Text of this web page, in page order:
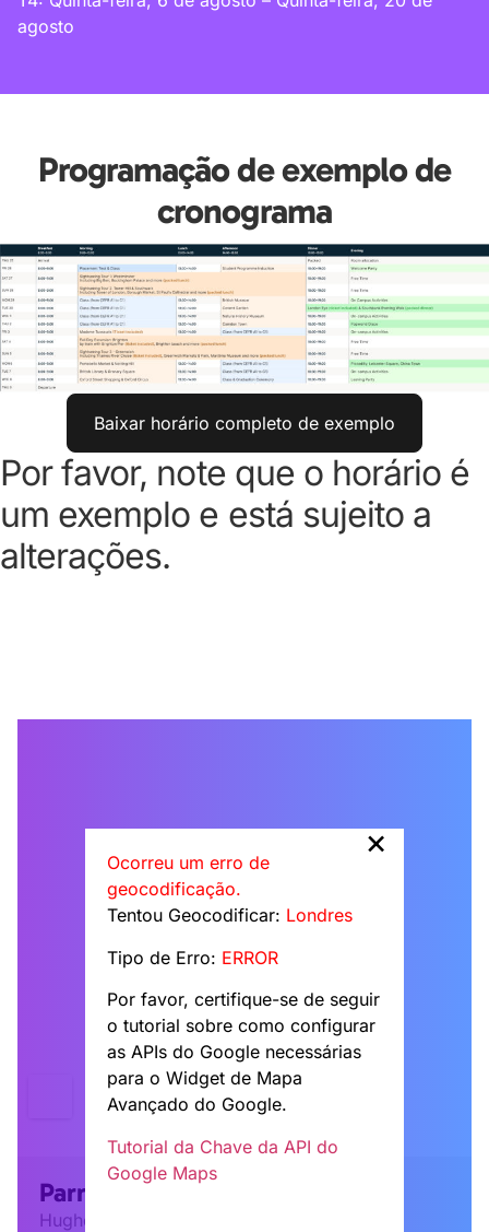
agosto
Programação de exemplo de
cronograma
Baixar horário completo de exemplo
Por favor, note que o horário é
um exemplo e está sujeito a
alterações.
Parry Hall
Hughes Parry Hall, London WC1H 9PR
×
Ocorreu um erro de
geocodificação.
Tentou Geocodificar: Londres
Tipo de Erro: ERROR
Por favor, certifique-se de seguir
o tutorial sobre como configurar
as APIs do Google necessárias
para o Widget de Mapa
Avançado do Google.
Tutorial da Chave da API do
Google Maps